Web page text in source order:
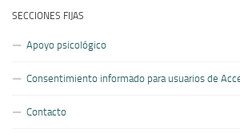
SECCIONES FIJAS
Apoyo psicológico
Consentimiento informado para usuarios de
Contacto